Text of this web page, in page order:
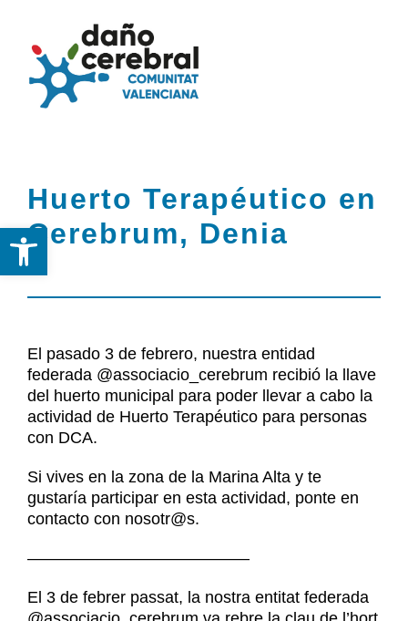
Abrir barra de herramientas
content
Federación
Servicios
Recursos
Noticias
Contacto
Federación
DCA
Noticias
Contacto
Huerto Terapéutico en
Cerebrum, Denia
El pasado 3 de febrero, nuestra entidad
federada @associacio_cerebrum recibió la llave
del huerto municipal para poder llevar a cabo la
actividad de Huerto Terapéutico para personas
con DCA.
Si vives en la zona de la Marina Alta y te
gustaría participar en esta actividad, ponte en
contacto con nosotr@s.
—————————————–
El 3 de febrer passat, la nostra entitat federada